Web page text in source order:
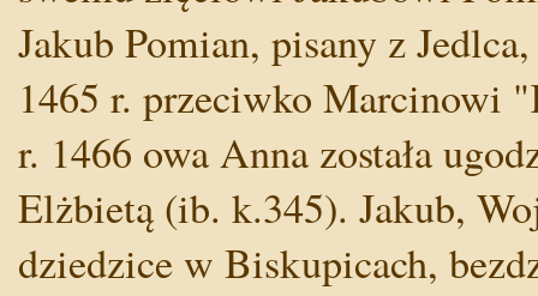
Jakub Pomian, pisany z
1465 r. przeciwko Marcinowi
r. 1466 owa Anna została
Elżbietą (ib. k.345). Jakub,
dziedzice w Biskupicach,